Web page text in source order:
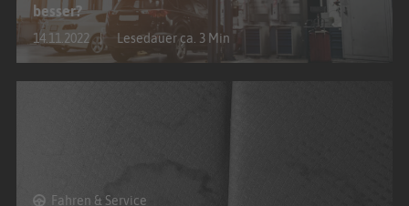
besser?
14.11.2022 Lesedauer ca. 3 Min
Fahren & Service